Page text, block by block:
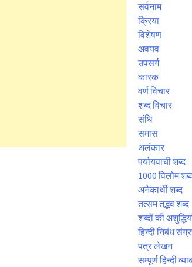
सर्वनाम
क्रिया
विशेषण
अवयव
उपसर्ग
कारक
वर्ण विचार
शब्द विचार
संधि
समास
अलंकार
पर्यायवाची शब्द
1000 विलोम
अनेकार्थी शब्द
तत्सम तद्भव शब्द
शब्दों की
हिन्दी निबंध
पत्र लेखन
सम्पूर्ण हिन्दी